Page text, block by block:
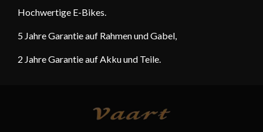
Hochwertige E-Bikes.
5 Jahre Garantie auf Rahmen und Gabel,
2 Jahre Garantie auf Akku und Teile.